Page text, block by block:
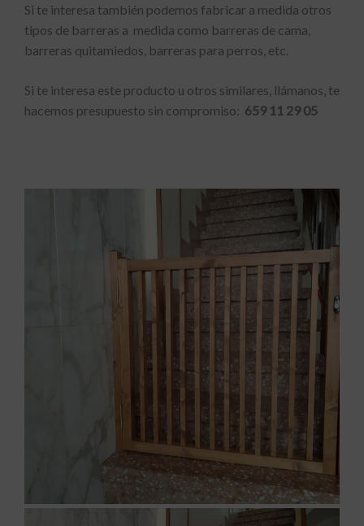
Si te interesa también podemos fabricar a medida otros
tipos de barreras a medida como barreras de cama,
barreras quitamiedos, barreras para perros, etc.
Si te interesa este producto u otros similares, llámanos, te
hacemos presupuesto sin compromiso: 659 11 29 05